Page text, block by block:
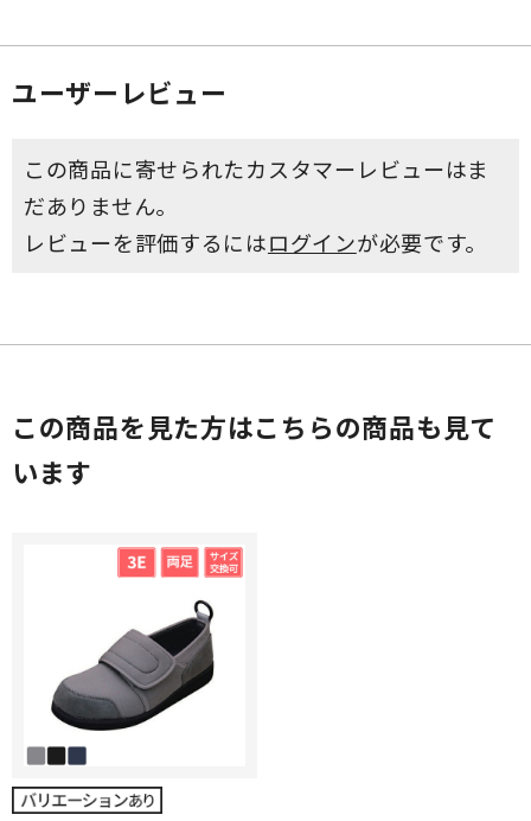
ユーザーレビュー
この商品に寄せられたカスタマーレビューはま
だありません。
レビューを評価するにはログインが必要です。
この商品を見た方はこちらの商品も見て
います